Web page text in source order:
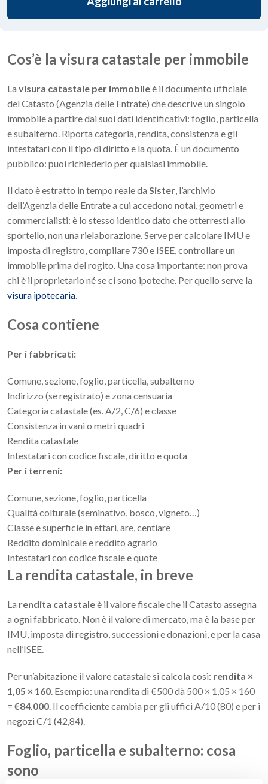
Cos’è la visura catastale per immobile
La visura catastale per immobileè il documento ufficiale
del Catasto (Agenzia delle Entrate) che descrive un singolo
immobile a partire dai suoi dati identificativi: foglio, particella
e subalterno. Riporta categoria, rendita, consistenza e gli
intestatari con il tipo di diritto e la quota. È un documento
pubblico: puoi richiederlo per qualsiasi immobile.
Il dato è estratto in tempo reale da Sister, l’archivio
dell’Agenzia delle Entrate a cui accedono notai, geometri e
commercialisti: è lo stesso identico dato che otterresti allo
sportello, non una rielaborazione. Serve per calcolare IMU e
imposta di registro, compilare 730 e ISEE, controllare un
immobile prima del rogito. Una cosa importante: non prova
chi è il proprietario né se ci sono ipoteche. Per quello serve la
visura ipotecaria.
Cosa contiene
Per i fabbricati:
Comune, sezione, foglio, particella, subalterno
Indirizzo (se registrato) e zona censuaria
Categoria catastale (es. A/2, C/6) e classe
Consistenza in vani o metri quadri
Rendita catastale
Intestatari con codice fiscale, diritto e quota
Per i terreni:
Comune, sezione, foglio, particella
Qualità colturale (seminativo, bosco, vigneto…)
Classe e superficie in ettari, are, centiare
Reddito dominicale e reddito agrario
Intestatari con codice fiscale e quote
La rendita catastale, in breve
La rendita catastaleè il valore fiscale che il Catasto assegna
a ogni fabbricato. Non è il valore di mercato, ma è la base per
IMU, imposta di registro, successioni e donazioni, e per la casa
nell’ISEE.
Per un’abitazione il valore catastale si calcola così: rendita ×
1,05 × 160. Esempio: una rendita di €500 dà 500 × 1,05 × 160
= €84.000. Il coefficiente cambia per gli uffici A/10 (80) e per i
negozi C/1 (42,84).
Foglio, particella e subalterno: cosa
sono